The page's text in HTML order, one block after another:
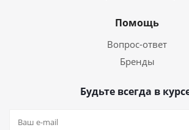
Помощь
Вопрос-ответ
Бренды
Будьте всегда в